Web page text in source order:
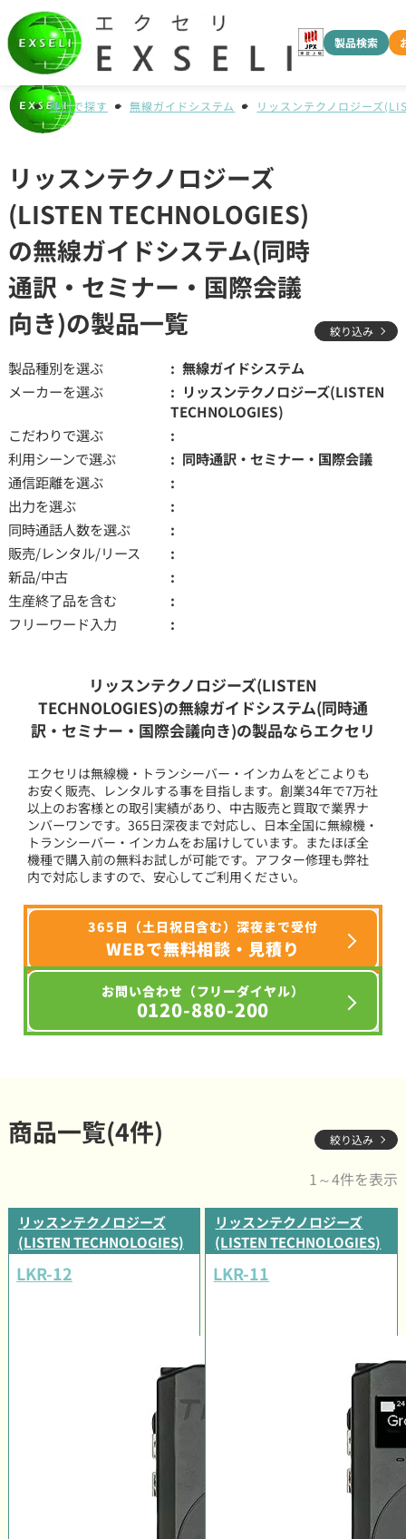
製品検索
種別で探す 無線ガイドシステム リッスンテクノロジーズ
リッスンテクノロジーズ
(LISTEN TECHNOLOGIES)
の無線ガイドシステム(同時
通訳・セミナー・国際会議
向き)の製品一覧
絞り込み
製品種別を選ぶ
無線ガイドシステム
メーカーを選ぶ
リッスンテクノロジーズ(LISTEN
TECHNOLOGIES)
こだわりで選ぶ
利用シーンで選ぶ
同時通訳・セミナー・国際会議
通信距離を選ぶ
出力を選ぶ
同時通話人数を選ぶ
販売/レンタル/リース
新品/中古
生産終了品を含む
フリーワード入力
リッスンテクノロジーズ(LISTEN
TECHNOLOGIES)の無線ガイドシステム(同時通
訳・セミナー・国際会議向き)の製品ならエクセリ
エクセリは無線機・トランシーバー・インカムをどこよりも
お安く販売、レンタルする事を目指します。創業34年で7万社
以上のお客様との取引実績があり、中古販売と買取で業界ナ
ンバーワンです。365日深夜まで対応し、日本全国に無線機・
トランシーバー・インカムをお届けしています。またほぼ全
機種で購入前の無料お試しが可能です。アフター修理も弊社
内で対応しますので、安心してご利用ください。
365日（土日祝日含む）深夜まで受付
WEBで無料相談・見積り
お問い合わせ（フリーダイヤル）
0120-880-200
商品一覧(4件) 絞り込み
1～4件を表示
リッスンテクノロジーズ
(LISTEN TECHNOLOGIES)
LKR-12
リッスンテクノロジーズ
(LISTEN TECHNOLOGIES)
LKR-11